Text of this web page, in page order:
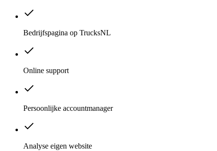
Bedrijfspagina op TrucksNL
Online support
Persoonlijke accountmanager
Analyse eigen website